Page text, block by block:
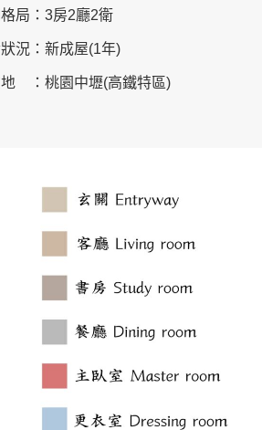
局 ： 3房2廳2衛
況 ： 新成屋(1年)
： 桃園中壢(高鐵特區)